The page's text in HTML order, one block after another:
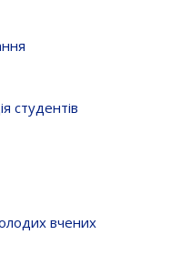
студентів
вчених